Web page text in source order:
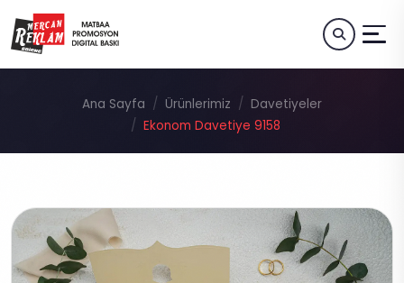
Ana Sayfa Ürünlerimiz
Davetiyeler
Ekonom Davetiye 9158